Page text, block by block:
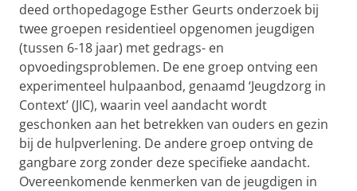
deed orthopedagoge Esther Geurts onderzoek bij
twee groepen residentieel opgenomen jeugdigen
(tussen 6-18 jaar) met gedrags- en
opvoedingsproblemen. De ene groep ontving een
experimenteel hulpaanbod, genaamd ‘Jeugdzorg in
Context’ (JIC), waarin veel aandacht wordt
geschonken aan het betrekken van ouders en gezin
bij de hulpverlening. De andere groep ontving de
gangbare zorg zonder deze specifieke aandacht.
Overeenkomende kenmerken van de jeugdigen in